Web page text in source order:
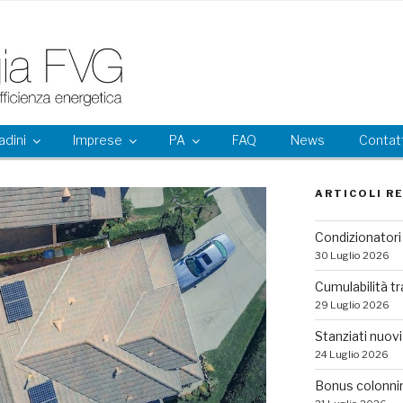
Imprese PA FAQ News
ARTICOLI
Condizionatori
30 Luglio 2026
Cumulabilità
29 Luglio 2026
Stanziati
24 Luglio 2026
Bonus